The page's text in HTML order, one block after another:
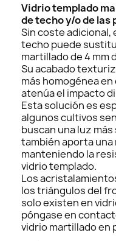
Vidrio templado
de techo y/o de las
Sin coste
techo puede
martillado de 4 mm
Su acabado
más homogénea
atenúa el impacto
Esta solución es
algunos cultivos
buscan una luz
también aporta una
manteniendo la
vidrio templado.
Los
los triángulos del
solo existen en
póngase en
vidrio martillado en